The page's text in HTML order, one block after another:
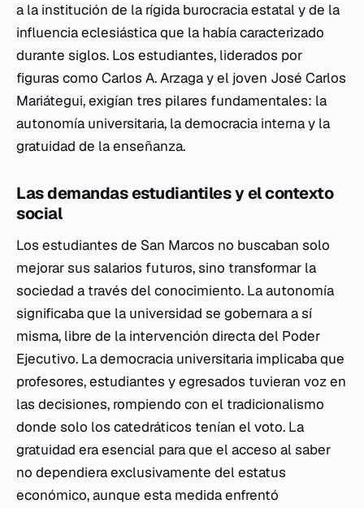
a la institución de la rígida burocracia estatal y de la
influencia eclesiástica que la había caracterizado
durante siglos. Los estudiantes, liderados por
figuras como Carlos A. Arzaga y el joven José Carlos
Mariátegui, exigían tres pilares fundamentales: la
autonomía universitaria, la democracia interna y la
gratuidad de la enseñanza.
Las demandas estudiantiles y el contexto
social
Los estudiantes de San Marcos no buscaban solo
mejorar sus salarios futuros, sino transformar la
sociedad a través del conocimiento. La autonomía
significaba que la universidad se gobernara a sí
misma, libre de la intervención directa del Poder
Ejecutivo. La democracia universitaria implicaba que
profesores, estudiantes y egresados tuvieran voz en
las decisiones, rompiendo con el tradicionalismo
donde solo los catedráticos tenían el voto. La
gratuidad era esencial para que el acceso al saber
no dependiera exclusivamente del estatus
económico, aunque esta medida enfrentó